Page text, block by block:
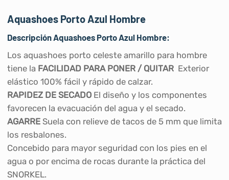
Aquashoes Porto Azul Hombre
Descripción Aquashoes Porto Azul Hombre:
Los aquashoes porto celeste amarillo para hombre
tiene la FACILIDAD PARA PONER / QUITARExterior
elástico 100% fácil y rápido de calzar.
RAPIDEZ DE SECADOEl diseño y los componentes
favorecen la evacuación del agua y el secado.
AGARRESuela con relieve de tacos de 5 mm que limita
los resbalones.
Concebido para mayor seguridad con los pies en el
agua o por encima de rocas durante la práctica del
SNORKEL.